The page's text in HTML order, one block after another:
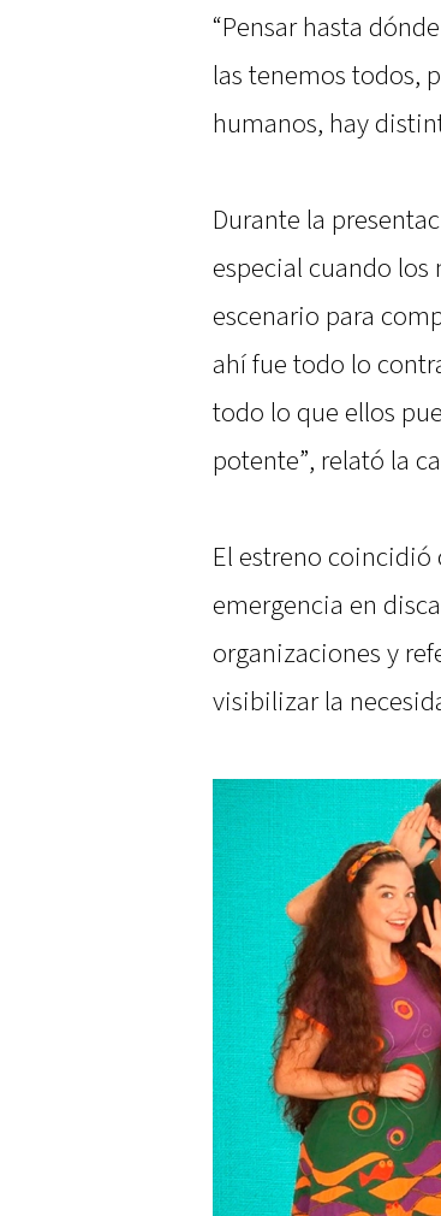
“Pensar hasta
las tenemos todos,
humanos, hay
Durante la
especial cuando los
escenario para
ahí fue todo lo
todo lo que ellos
potente”, relató la
El estreno
emergencia en
organizaciones y
visibilizar la